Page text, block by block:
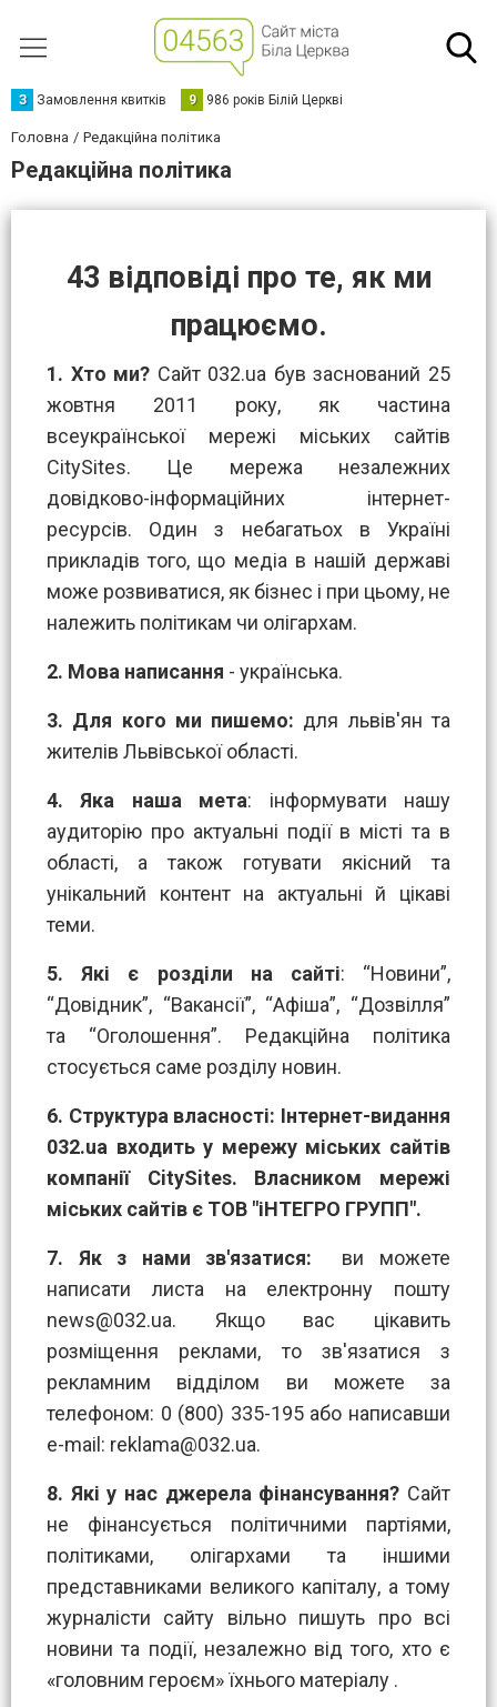
З Замовлення квитків 9 986 років Білій Церкві
Головна Редакційна політика
Редакційна політика
43 відповіді про те, як ми
працюємо.
1. Хто ми? Сайт 032.ua був заснований 25
жовтня 2011 року, як частина
всеукраїнської мережі міських сайтів
CitySites. Це мережа незалежних
довідково-інформаційних інтернет-
ресурсів. Один з небагатьох в Україні
прикладів того, що медіа в нашій державі
може розвиватися, як бізнес і при цьому, не
належить політикам чи олігархам.
2. Мова написання - українська.
3. Для кого ми пишемо: для львів'ян та
жителів Львівської області.
4. Яка наша мета: інформувати нашу
аудиторію про актуальні події в місті та в
області, а також готувати якісний та
унікальний контент на актуальні й цікаві
теми.
5. Які є розділи на сайті: “Новини”,
“Довідник”, “Вакансії”, “Афіша”, “Дозвілля”
та “Оголошення”. Редакційна політика
стосується саме розділу новин.
6. Структура власності: Інтернет-видання
032.ua входить у мережу міських сайтів
компанії CitySites. Власником мережі
міських сайтів є ТОВ "іНТЕГРО ГРУПП".
7. Як з нами зв'язатися:
ви можете
написати листа на електронну пошту
news@032.ua. Якщо вас цікавить
розміщення реклами, то зв'язатися з
рекламним відділом ви можете за
телефоном: 0 (800) 335-195 або написавши
е-mail: reklama@032.ua.
8. Які у нас джерела фінансування? Сайт
не фінансується політичними партіями,
політиками, олігархами та іншими
представниками великого капіталу, а тому
журналісти сайту вільно пишуть про всі
новини та події, незалежно від того, хто є
«головним героєм» їхнього матеріалу .